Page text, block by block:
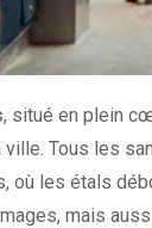
, situé en plein
ville. Tous les
où les étals
mais